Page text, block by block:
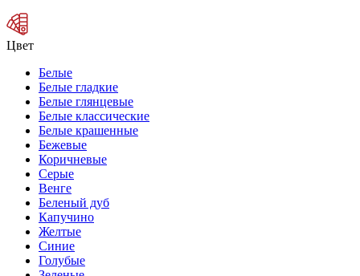
Цвет
Белые
Белые гладкие
Белые глянцевые
Белые классические
Белые крашенные
Бежевые
Коричневые
Серые
Венге
Беленый дуб
Капучино
Желтые
Синие
Голубые